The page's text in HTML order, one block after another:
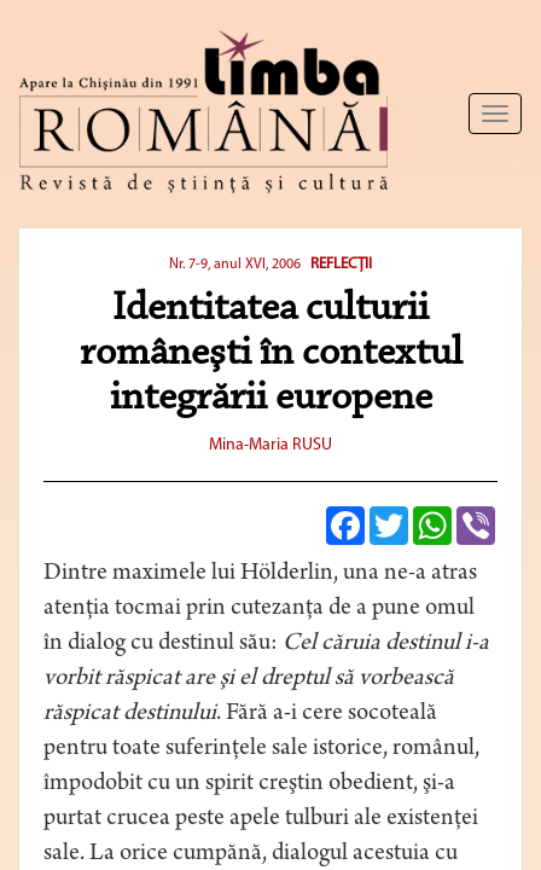
Toggle
Nr. 7-9, anul XVI, 2006 REFLECŢII
Identitatea culturii
româneşti în contextul
integrării europene
Mina-Maria RUSU
FacebookTwitterWhatsApp
Dintre maximele lui Hölderlin, una ne-a atras
atenţia tocmai prin cutezanţa de a pune omul
în dialog cu destinul său: Cel căruia destinul i-a
vorbit răspicat are şi el dreptul să vorbească
răspicat destinului. Fără a-i cere socoteală
pentru toate suferinţele sale istorice, românul,
împodobit cu un spirit creştin obedient, şi-a
purtat crucea peste apele tulburi ale existenţei
sale. La orice cumpănă, dialogul acestuia cu